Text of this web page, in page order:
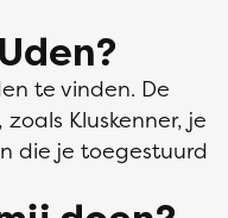
te vinden. De
Kluskenner, je
die je toegestuurd